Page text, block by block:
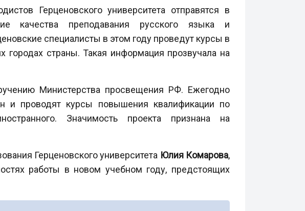
Герценовского университета отправятся в
качества преподавания русского языка и
специалисты в этом году проведут курсы в
городах страны. Такая информация прозвучала на
Министерства просвещения РФ. Ежегодно
и проводят курсы повышения квалификации по
Значимость проекта признана на
Герценовского университета Юлия Комарова,
работы в новом учебном году, предстоящих